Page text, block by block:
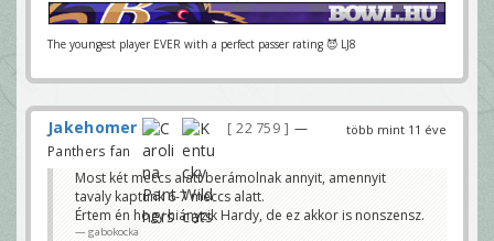
The youngest player EVER with a perfect passer rating 😈 LJ8
több mint 11 éve
Jakehomer 22 759
—
Panthers fan
Most két meccs alatt berámolnak annyit, amennyit
tavaly kaptunk 6-7 meccs alatt.
Értem én hogy hiányzik Hardy, de ez akkor is nonszensz.
gabokocka